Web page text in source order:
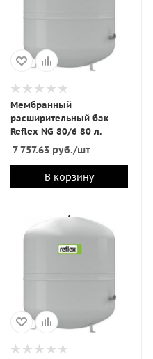
Мембранный
расширительный бак
Reflex NG 80/6 80 л.
7 757.63руб./шт
В корзину